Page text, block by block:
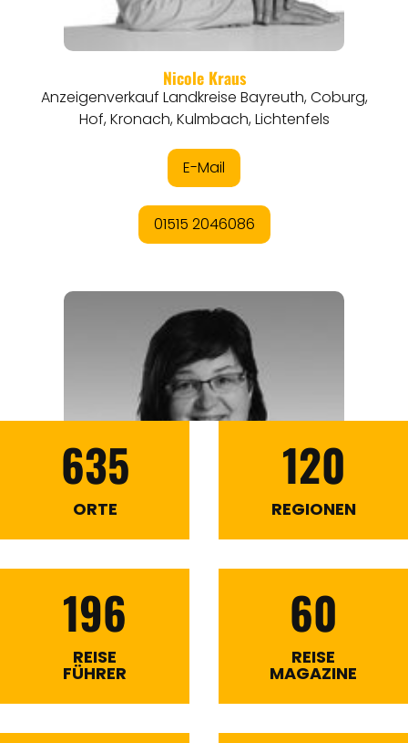
635
ORTE
120
REGIONEN
196
REISE
FÜHRER
60
REISE
MAGAZINE